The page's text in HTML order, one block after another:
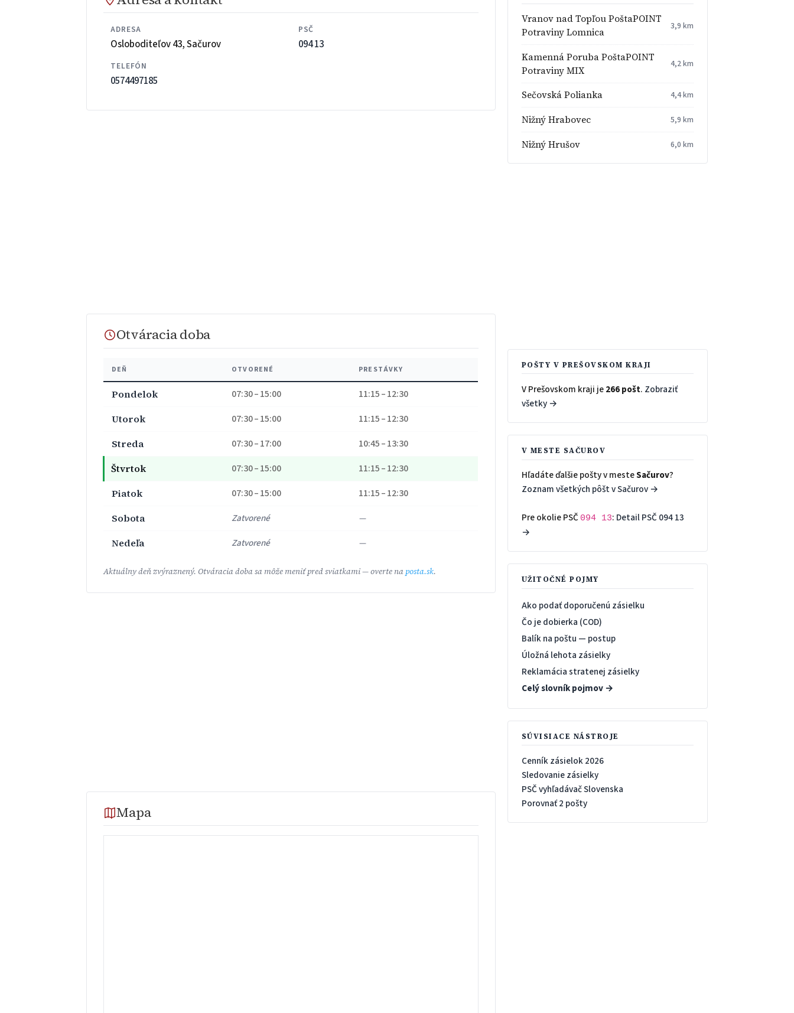
ADRESA
Osloboditeľov 43, Sačurov
PSČ
094 13
TELEFÓN
0574497185
Otváracia doba
DEŇ OTVORENÉ PRESTÁVKY
Pondelok 07:30 – 15:00
11:15 – 12:30
Utorok
07:30 – 15:00
11:15 – 12:30
Streda
07:30 – 17:00
10:45 – 13:30
Štvrtok
07:30 – 15:00
11:15 – 12:30
Piatok
07:30 – 15:00
11:15 – 12:30
Sobota
Zatvorené
—
Nedeľa
Zatvorené —
Aktuálny deň zvýraznený. Otváracia doba sa môže meniť pred sviatkami — overte na posta.sk.
Mapa
Vranov nad Topľou PoštaPOINT
Potraviny Lomnica
3,9 km
Kamenná Poruba PoštaPOINT
Potraviny MIX
4,2 km
Sečovská Polianka 4,4 km
Nižný Hrabovec 5,9 km
Nižný Hrušov 6,0 km
POŠTY V PREŠOVSKOM KRAJI
V Prešovskom kraji je266 pošt. Zobraziť
všetky →
V MESTE SAČUROV
Hľadáte ďalšie pošty v mesteSačurov?
Zoznam všetkých pôšt v Sačurov →
Pre okolie PSČ 094 13: Detail PSČ 094 13
→
UŽITOČNÉ POJMY
Ako podať doporučenú zásielku
Čo je dobierka (COD)
Balík na poštu — postup
Úložná lehota zásielky
Reklamácia stratenej zásielky
Celý slovník pojmov →
SÚVISIACE NÁSTROJE
Cenník zásielok 2026
Sledovanie zásielky
PSČ vyhľadávač Slovenska
Porovnať 2 pošty